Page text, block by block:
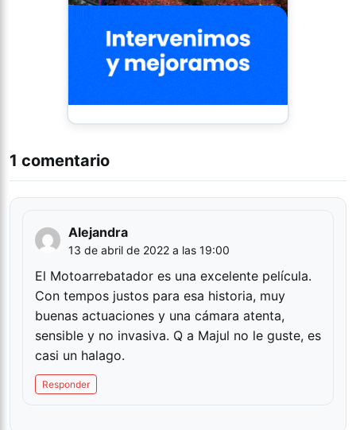
1 comentario
Alejandra
13 de abril de 2022 a las 19:00
El Motoarrebatador es una excelente película.
Con tempos justos para esa historia, muy
buenas actuaciones y una cámara atenta,
sensible y no invasiva. Q a Majul no le guste, es
casi un halago.
Responder